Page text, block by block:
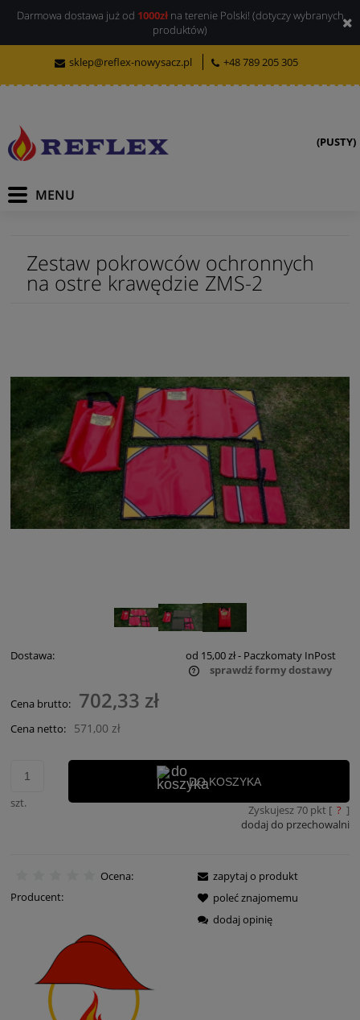
Darmowa dostawa już od 1000złna terenie Polski! (dotyczy wybranych
produktów)
sklep@reflex-nowysacz.pl +48 789 205 305
(PUSTY)
Zestaw pokrowców ochronnych
na ostre krawędzie ZMS-2
Dostawa: od 15,00 zł- Paczkomaty InPost
sprawdź formy dostawy
Cena brutto: 702,33 zł
Cena netto: 571,00 zł
szt.
DO KOSZYKA
Zyskujesz70pkt [ ? ]
dodaj do przechowalni
Ocena:
Producent:
zapytaj o produkt
poleć znajomemu
dodaj opinię